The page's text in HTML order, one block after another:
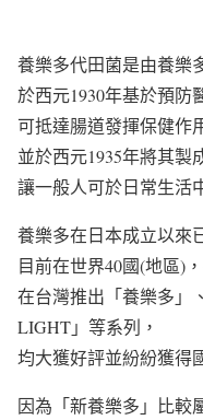
養樂多代田菌是由養樂
於西元1930年基於預防
可抵達腸道發揮保健作
並於西元1935年將其製
讓一般人可於日常生活
養樂多在日本成立以來
目前在世界40國(地區)
在台灣推出「養樂多」
LIGHT」等系列，
均大獲好評並紛紛獲得
因為「新養樂多」比較